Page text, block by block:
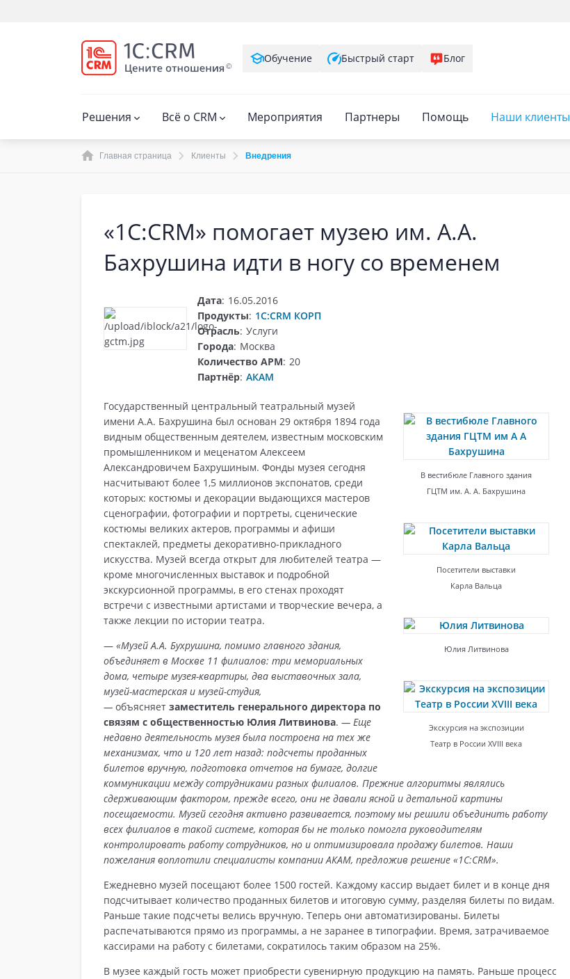
Обучение Быстрый старт Блог
Решения Всё о CRM Мероприятия Партнеры Помощь Наши клиенты
Главная страница Клиенты Внедрения
«1С:CRM» помогает музею им. А.А.
Бахрушина идти в ногу со временем
Дата: 16.05.2016
Продукты: 1C:CRM КОРП
Отрасль: Услуги
Города: Москва
Количество АРМ: 20
Партнёр: АКАМ
В вестибюле Главного здания
ГЦТМ им. А. А. Бахрушина
Посетители выставки
Карла Вальца
Юлия Литвинова
Экскурсия на экспозиции
Театр в России XVIII века
Государственный центральный театральный музей
имени А.А. Бахрушина был основан 29 октября 1894 года
видным общественным деятелем, известным московским
промышленником и меценатом Алексеем
Александровичем Бахрушиным. Фонды музея сегодня
насчитывают более 1,5 миллионов экспонатов, среди
которых: костюмы и декорации выдающихся мастеров
сценографии, фотографии и портреты, сценические
костюмы великих актеров, программы и афиши
спектаклей, предметы декоративно-прикладного
искусства. Музей всегда открыт для любителей театра —
кроме многочисленных выставок и подробной
экскурсионной программы, в его стенах проходят
встречи с известными артистами и творческие вечера, а
также лекции по истории театра.
— «Музей А.А. Бухрушина, помимо главного здания,
объединяет в Москве 11 филиалов: три мемориальных
дома, четыре музея-квартиры, два выставочных зала,
музей-мастерская и музей-студия,
— объясняет заместитель генерального директора по
связям с общественностью Юлия Литвинова. — Еще
недавно деятельность музея была построена на тех же
механизмах, что и 120 лет назад: подсчеты проданных
билетов вручную, подготовка отчетов на бумаге, долгие
коммуникации между сотрудниками разных филиалов. Прежние алгоритмы являлись
сдерживающим фактором, прежде всего, они не давали ясной и детальной картины
посещаемости. Музей сегодня активно развивается, поэтому мы решили объединить работу
всех филиалов в такой системе, которая бы не только помогла руководителям
контролировать работу сотрудников, но и оптимизировала продажу билетов. Наши
пожелания воплотили специалисты компании АКАМ, предложив решение «1С:CRM».
Ежедневно музей посещают более 1500 гостей. Каждому кассир выдает билет и в конце дня
подсчитывает количество проданных билетов и итоговую сумму, разделяя билеты по видам.
Раньше такие подсчеты велись вручную. Теперь они автоматизированы. Билеты
распечатываются прямо из программы, а не заранее в типографии. Время, затрачиваемое
кассирами на работу с билетами, сократилось таким образом на 25%.
В музее каждый гость может приобрести сувенирную продукцию на память. Раньше процесс